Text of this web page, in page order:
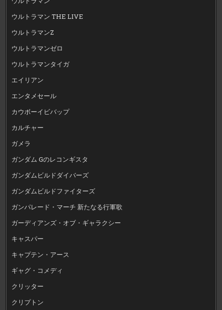
ウルトラマン THE LIVE
ウルトラマンZ
ウルトラマンゼロ
ウルトラマンタイガ
エイリアン
エンタメセール
カウボーイビバップ
カルチャー
ガメラ
ガンダム Gのレコンギスタ
ガンダムビルドダイバーズ
ガンダムビルドファイターズ
ガンパレード・マーチ 新たなる行軍歌
ガーディアンズ・オブ・ギャラクシー
キャスパー
キャプテン・アース
ギャグ・コメディ
クリッター
クリプトン